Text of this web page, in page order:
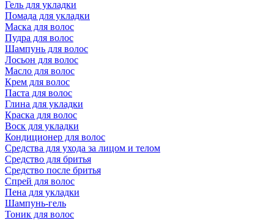
Гель для укладки
Помада для укладки
Маска для волос
Пудра для волос
Шампунь для волос
Лосьон для волос
Масло для волос
Крем для волос
Паста для волос
Глина для укладки
Краска для волос
Воск для укладки
Кондиционер для волос
Средства для ухода за лицом и телом
Средство для бритья
Средство после бритья
Спрей для волос
Пена для укладки
Шампунь-гель
Тоник для волос